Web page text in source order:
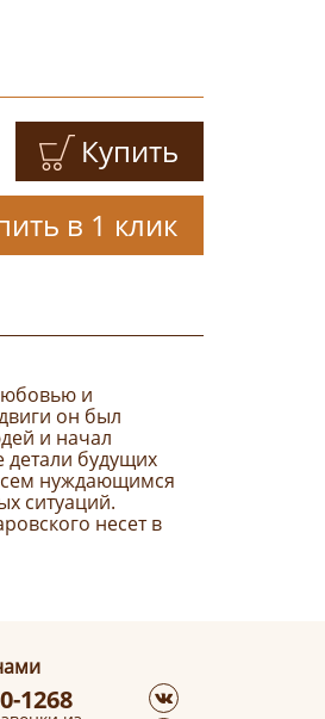
Купить
в 1 клик
и
он был
и начал
детали будущих
нуждающимся
ситуаций.
несет в
1268